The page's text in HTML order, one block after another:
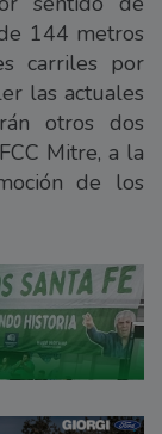
144 metros
carriles por
las actuales
otros dos
Mitre, a la
de los